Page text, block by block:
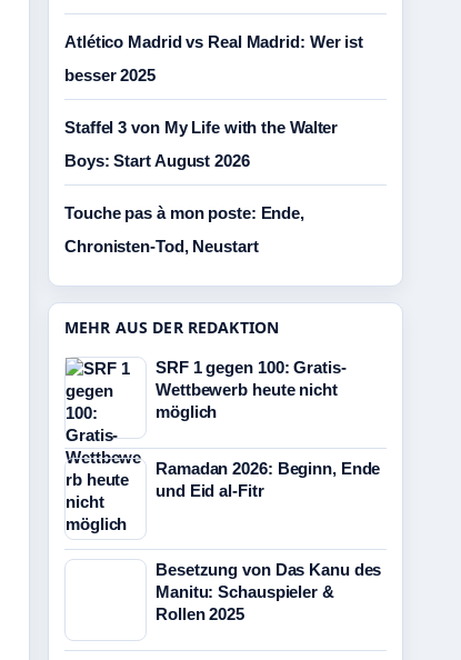
Atlético Madrid vs Real Madrid: Wer ist
besser 2025
Staffel 3 von My Life with the Walter
Boys: Start August 2026
Touche pas à mon poste: Ende,
Chronisten-Tod, Neustart
MEHR AUS DER REDAKTION
SRF 1 gegen 100: Gratis-
Wettbewerb heute nicht
möglich
Ramadan 2026: Beginn, Ende
und Eid al-Fitr
Besetzung von Das Kanu des
Manitu: Schauspieler &
Rollen 2025